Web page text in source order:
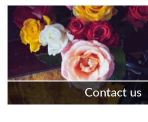
服務項目
更多資訊
Contact us